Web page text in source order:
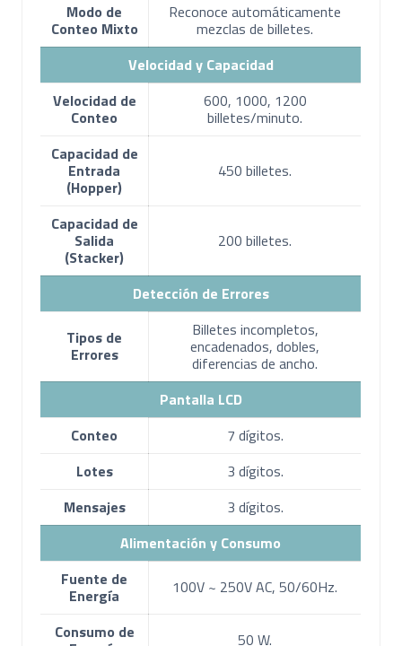
Modo de
Conteo Mixto
Reconoce automáticamente
mezclas de billetes.
Velocidad y Capacidad
Velocidad de
Conteo
600, 1000, 1200
billetes/minuto.
Capacidad de
Entrada
(Hopper)
450 billetes.
Capacidad de
Salida
(Stacker)
200 billetes.
Detección de Errores
Tipos de
Errores
Billetes incompletos,
encadenados, dobles,
diferencias de ancho.
Pantalla LCD
Conteo
7 dígitos.
Lotes
3 dígitos.
Mensajes
3 dígitos.
Alimentación y Consumo
Fuente de
Energía 100V ~ 250V AC, 50/60Hz.
Consumo de 50 W.